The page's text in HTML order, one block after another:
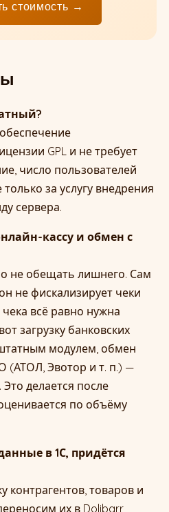
стоимость →
GPL и не требует
число пользователей
за услугу внедрения
сервера.
кассу и обмен с
не обещать лишнего. Сам
не фискализирует чеки
всё равно нужна
загрузку банковских
модулем, обмен
(АТОЛ, Эвотор и т. п.) —
делается после
по объёму
в 1С, придётся
контрагентов, товаров и
их в Dolibarr